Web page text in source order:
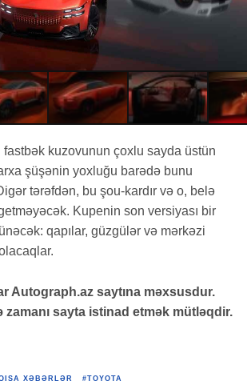
kuzovunun çoxlu sayda üstün
şüşənin yoxluğu barədə bunu
tərəfdən, bu şou-kardır və o, belə
Kupenin son versiyası bir
qapılar, güzgülər və mərkəzi
Autograph.az saytına məxsusdur.
sayta istinad etmək mütləqdir.
XƏBƏRLƏR #TOYOTA